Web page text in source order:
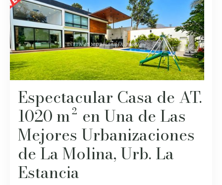
Espectacular Casa de AT.
1020 m² en Una de Las
Mejores Urbanizaciones
de La Molina, Urb. La
Estancia